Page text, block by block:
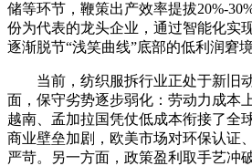
储等环节，鞭策出产效率提拔20%-
份为代表的龙头企业，通过智能化实
逐渐脱节“浅笑曲线”底部的低利润窘境
当前，纺织服拆行业正处于新旧
面，保守劣势逐步弱化：劳动力成本
越南、孟加拉国凭仗低成本衔接了全
商业壁垒加剧，欧美市场对环保认证
严苛。另一方面，政策盈利取手艺冲